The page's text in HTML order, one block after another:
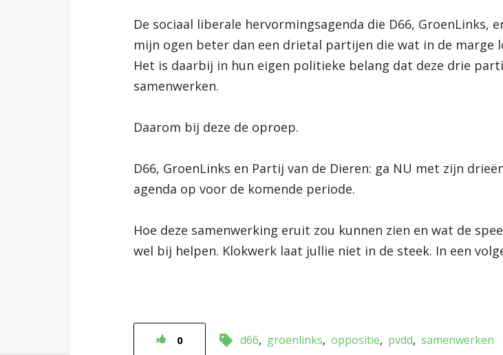
De sociaal liberale hervormingsagenda die D66, GroenLinks,
mijn ogen beter dan een drietal partijen die wat in de marge
Het is daarbij in hun eigen politieke belang dat deze drie
samenwerken.
Daarom bij deze de oproep.
D66, GroenLinks en Partij van de Dieren: ga NU met zijn
agenda op voor de komende periode.
Hoe deze samenwerking eruit zou kunnen zien en wat de
wel bij helpen. Klokwerk laat jullie niet in de steek. In een
0 d66 groenlinks oppositie pvdd samenwerken